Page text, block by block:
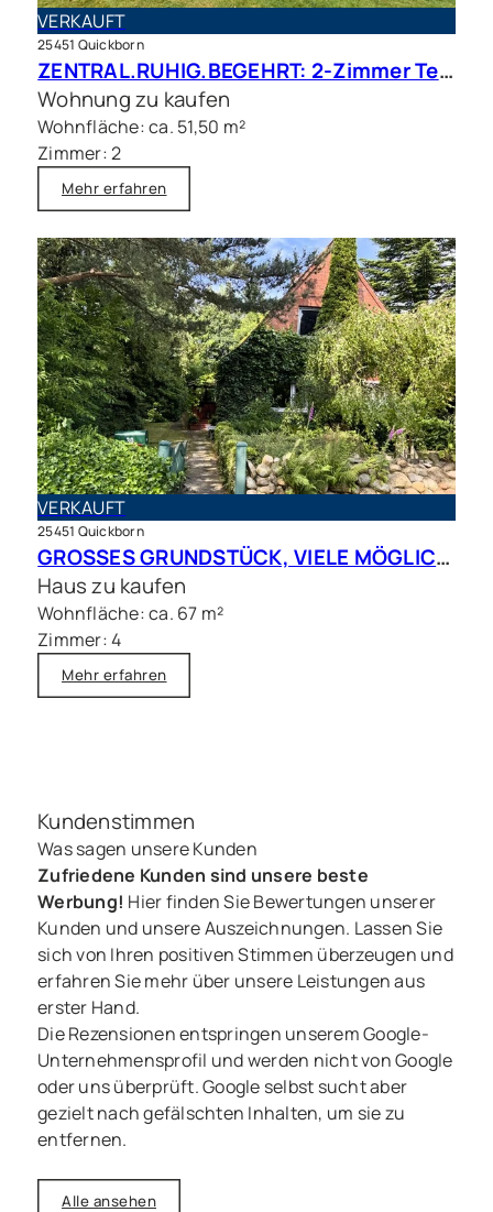
VERKAUFT
25451 Quickborn
ZENTRAL.RUHIG.BEGEHRT: 2-Zimmer Terrassenwohnung in beliebter Wohnlage
Wohnung zu kaufen
Wohnfläche: ca. 51,50 m²
Zimmer: 2
Mehr erfahren
VERKAUFT
25451 Quickborn
GROSSES GRUNDSTÜCK, VIELE MÖGLICHKEITEN – Charmantes Siedlungshaus in Top Lage
Haus zu kaufen
Wohnfläche: ca. 67 m²
Zimmer: 4
Mehr erfahren
Kundenstimmen
Was sagen unsere Kunden
Zufriedene Kunden sind unsere beste
Werbung! Hier finden Sie Bewertungen unserer
Kunden und unsere Auszeichnungen. Lassen Sie
sich von Ihren positiven Stimmen überzeugen und
erfahren Sie mehr über unsere Leistungen aus
erster Hand.
Die Rezensionen entspringen unserem Google-
Unternehmensprofil und werden nicht von Google
oder uns überprüft. Google selbst sucht aber
gezielt nach gefälschten Inhalten, um sie zu
entfernen.
Alle ansehen